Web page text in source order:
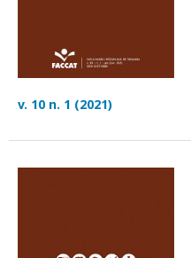
v. 10 n. 1 (2021)